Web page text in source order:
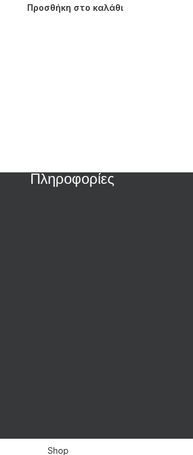
Προσθήκη στο καλάθι
Πληροφορίες
Shop